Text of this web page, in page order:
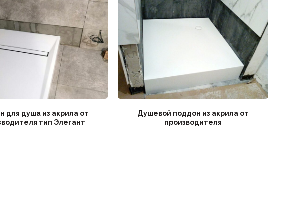
для душа из акрила от
тип Элегант
Душевой поддон из акрила от
производителя